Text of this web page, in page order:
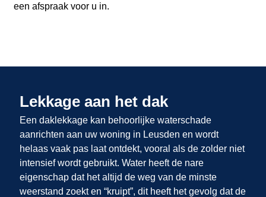
een afspraak voor u in.
Lekkage aan het dak
Een daklekkage kan behoorlijke waterschade
aanrichten aan uw woning in Leusden en wordt
helaas vaak pas laat ontdekt, vooral als de zolder niet
intensief wordt gebruikt. Water heeft de nare
eigenschap dat het altijd de weg van de minste
weerstand zoekt en “kruipt”, dit heeft het gevolg dat de